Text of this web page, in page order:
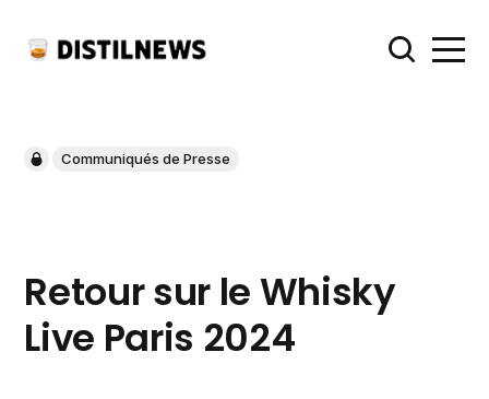
Communiqués de Presse
Retour sur le Whisky
Live Paris 2024